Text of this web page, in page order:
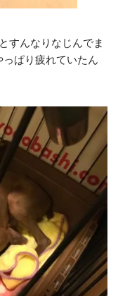
すんなりなじんでま
ぱり疲れていたん